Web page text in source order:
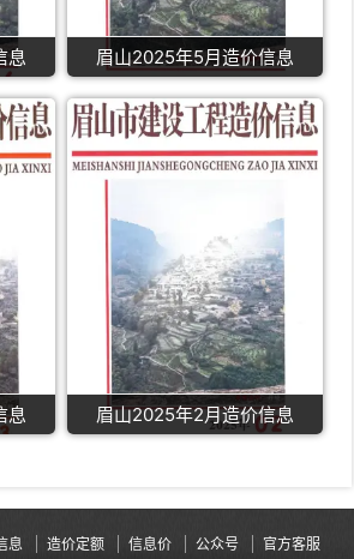
息 眉山2025年5月造价信息
息 眉山2025年2月造价信息
息 造价定额 信息价 公众号 官方客服